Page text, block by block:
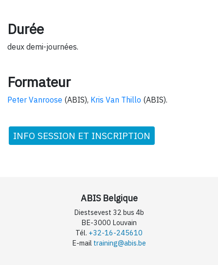
Durée
deux demi-journées.
Formateur
Peter Vanroose (ABIS), Kris Van Thillo (ABIS).
INFO SESSION ET INSCRIPTION
ABIS Belgique
Diestsevest 32 bus 4b
BE-3000 Louvain
Tél. +32-16-245610
E-mail training@abis.be